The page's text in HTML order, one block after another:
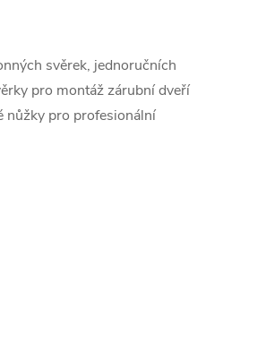
svěrek, jednoručních
pro montáž zárubní dveří
nůžky pro profesionální